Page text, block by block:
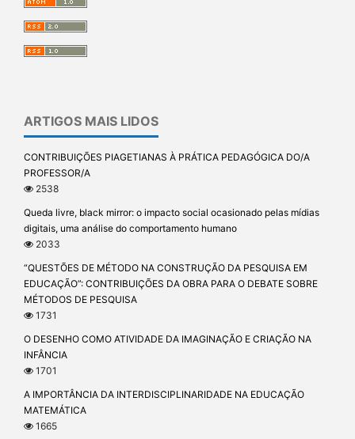
ARTIGOS MAIS LIDOS
CONTRIBUIÇÕES PIAGETIANAS À PRÁTICA PEDAGÓGICA DO/A
PROFESSOR/A
2538
Queda livre, black mirror: o impacto social ocasionado pelas mídias
digitais, uma análise do comportamento humano
2033
“QUESTÕES DE MÉTODO NA CONSTRUÇÃO DA PESQUISA EM
EDUCAÇÃO”: CONTRIBUIÇÕES DA OBRA PARA O DEBATE SOBRE
MÉTODOS DE PESQUISA
1731
O DESENHO COMO ATIVIDADE DA IMAGINAÇÃO E CRIAÇÃO NA
INFÂNCIA
1701
A IMPORTÂNCIA DA INTERDISCIPLINARIDADE NA EDUCAÇÃO
MATEMÁTICA
1665